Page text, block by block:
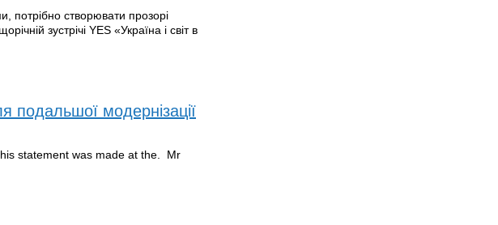
створювати прозорі
зустрічі YES «Україна і світ в
подальшої модернізації
statement was made at the. Mr